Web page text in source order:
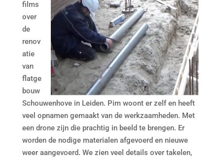
films
over
de
renov
atie
van
flatge
bouw
Schouwenhove in Leiden. Pim woont er zelf en heeft
veel opnamen gemaakt van de werkzaamheden. Met
een drone zijn die prachtig in beeld te brengen. Er
worden de nodige materialen afgevoerd en nieuwe
weer aangevoerd. We zien veel details over takelen,